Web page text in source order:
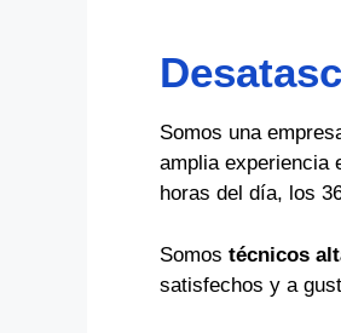
Somos una
amplia experiencia
horas del día, los
Somos técnicos
satisfechos y a